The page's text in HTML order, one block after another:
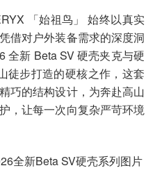
「始祖鸟」 始终以真实
借对户外装备需求的深度洞
全新 Beta SV 硬壳夹克与硬
徒步打造的硬核之作，这套
巧的结构设计，为奔赴高山
，让每一次向复杂严苛环境